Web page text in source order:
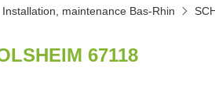
Installation, maintenance Bas-Rhin
67118